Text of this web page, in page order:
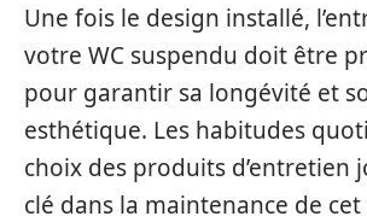
Une fois le design installé,
votre WC suspendu doit être
pour garantir sa longévité et
esthétique. Les habitudes
choix des produits d’entretien
clé dans la maintenance de cet